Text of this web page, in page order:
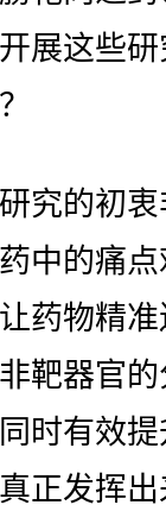
展这些
的初衷
中的痛
药物精准
靶器官
时有效
正发挥